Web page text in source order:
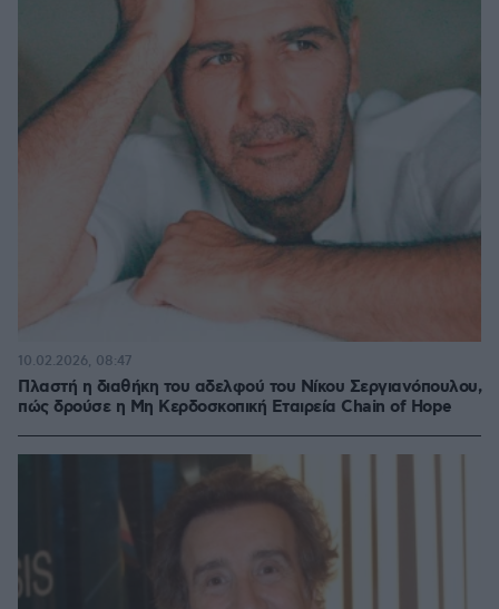
Πλαστή η διαθήκη του αδελφού του Νίκου Σεργιανόπουλου,
πώς δρούσε η Μη Κερδοσκοπική Εταιρεία Chain of Hope
10.02.2026, 08:47